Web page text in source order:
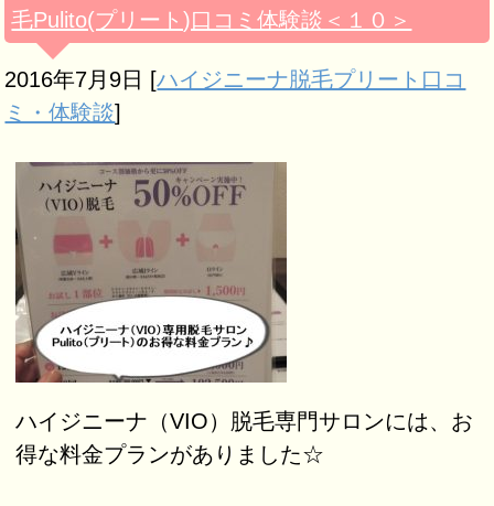
毛Pulito(プリート)口コミ体験談＜１０＞
2016年7月9日 [ハイジニーナ脱毛プリート口コ
ミ・体験談]
ハイジニーナ（VIO）脱毛専門サロンには、お
得な料金プランがありました☆